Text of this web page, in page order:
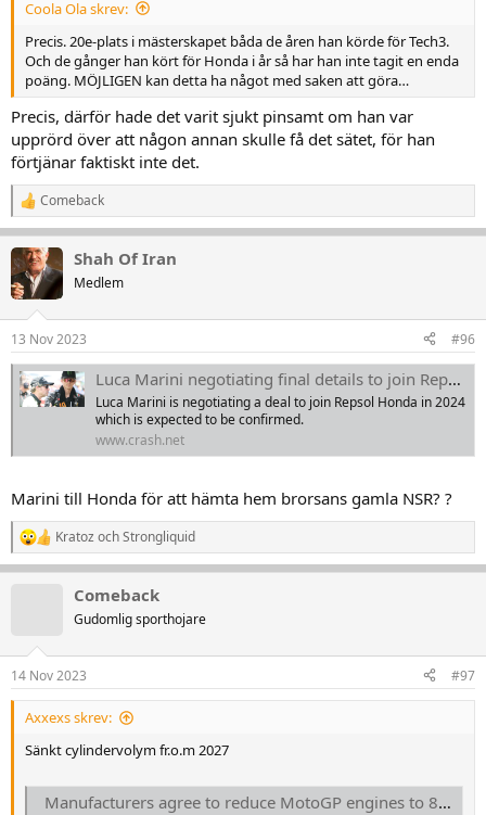
Coola Ola skrev:
Precis. 20e-plats i mästerskapet båda de åren han körde för Tech3.
Och de gånger han kört för Honda i år så har han inte tagit en enda
poäng. MÖJLIGEN kan detta ha något med saken att göra…
Precis, därför hade det varit sjukt pinsamt om han var
upprörd över att någon annan skulle få det sätet, för han
förtjänar faktiskt inte det.
R
e
k
t
i
e
r
:
Comeback
Shah Of Iran
Medlem
13 Nov 2023 #96
Luca Marini negotiating final details to join Repsol Honda in 2024
Luca Marini is negotiating a deal to join Repsol Honda in 2024
which is expected to be confirmed.
www.crash.net
Marini till Honda för att hämta hem brorsans gamla NSR? ?
R
e
e
r
Kratoz ochStrongliquid
Comeback
Gudomlig sporthojare
14 Nov 2023 #97
Axxexs skrev:
Sänkt cylindervolym fr.o.m 2027
Manufacturers agree to reduce MotoGP engines to 850cc